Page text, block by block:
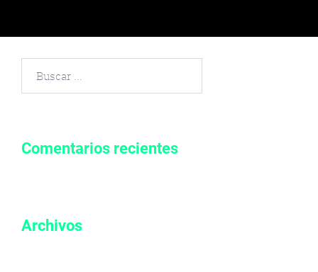
Comentarios recientes
Archivos